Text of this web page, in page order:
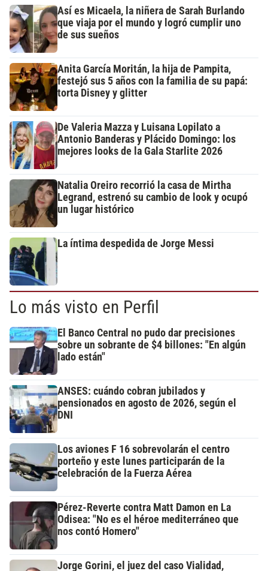
Así es Micaela, la niñera de Sarah Burlando
que viaja por el mundo y logró cumplir uno
de sus sueños
Anita García Moritán, la hija de Pampita,
festejó sus 5 años con la familia de su papá:
torta Disney y glitter
De Valeria Mazza y Luisana Lopilato a
Antonio Banderas y Plácido Domingo: los
mejores looks de la Gala Starlite 2026
Natalia Oreiro recorrió la casa de Mirtha
Legrand, estrenó su cambio de look y ocupó
un lugar histórico
La íntima despedida de Jorge Messi
Lo más visto en Perfil
El Banco Central no pudo dar precisiones
sobre un sobrante de $4 billones: "En algún
lado están"
ANSES: cuándo cobran jubilados y
pensionados en agosto de 2026, según el
DNI
Los aviones F 16 sobrevolarán el centro
porteño y este lunes participarán de la
celebración de la Fuerza Aérea
Pérez-Reverte contra Matt Damon en La
Odisea: "No es el héroe mediterráneo que
nos contó Homero"
Jorge Gorini, el juez del caso Vialidad,